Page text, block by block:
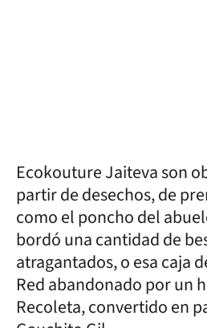
Ecokouture Jaiteva son
partir de desechos, de
como el poncho del
bordó una cantidad de
atragantados, o esa caja
Red abandonado por un
Recoleta, convertido en